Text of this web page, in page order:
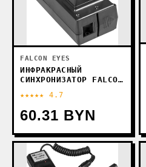
FALCON EYES
ИНФРАКРАСНЫЙ
СИНХРОНИЗАТОР FALCON
★★★★★ 4.7
60.31 BYN